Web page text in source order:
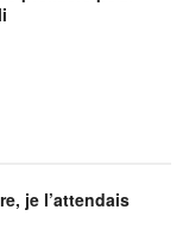
je l’attendais